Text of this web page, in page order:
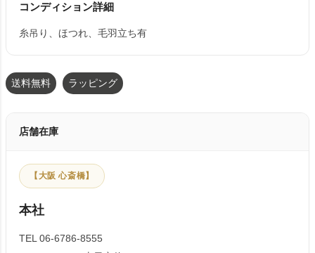
コンディション詳細
糸吊り、ほつれ、毛羽立ち有
送料無料 ラッピング
店舗在庫
【大阪 心斎橋】
本社
TEL 06-6786-8555